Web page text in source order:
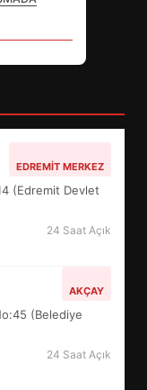
EDREMIT MERKEZ
(Edremit Devlet
24 Saat Açık
AKÇAY
(Belediye
24 Saat Açık
SÜRE
NEYİ